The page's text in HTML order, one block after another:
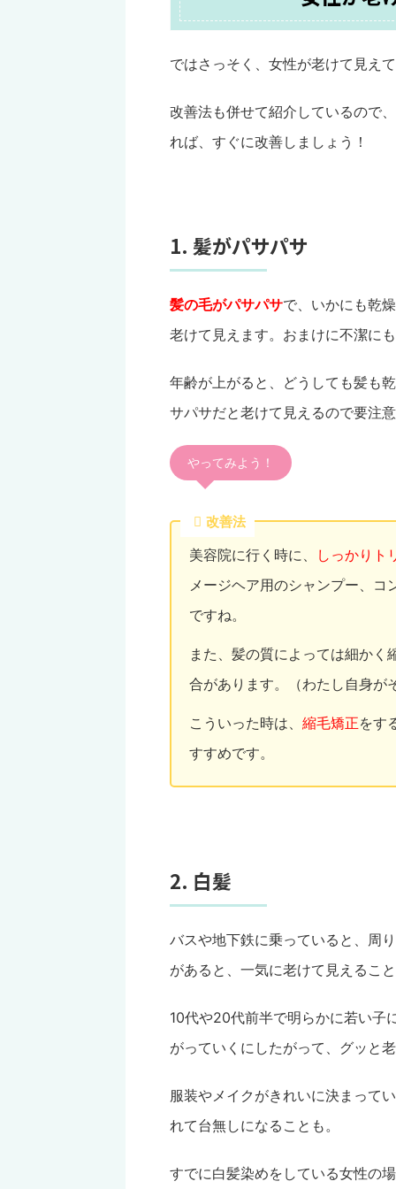
ではさっそく、女性が老けて見え
改善法も併せて紹介しているので
れば、すぐに改善しましょう！
1. 髪がパサパサ
髪の毛がパサパサで、いかにも乾
老けて見えます。おまけに不潔に
年齢が上がると、どうしても髪も
サパサだと老けて見えるので要注
やってみよう！
改善法
美容院に行く時に、
しっかりト
メージヘア用のシャンプー、
ですね。
また、髪の質によっては細か
合があります。（わたし自身が
こういった時は、 縮毛矯正をす
すすめです。
2. 白髪
バスや地下鉄に乗っていると、周
があると、一気に老けて見えるこ
10代や20代前半で明らかに若い子
がっていくにしたがって、グッと
服装やメイクがきれいに決まって
れて台無しになることも。
すでに白髪染めをしている女性の